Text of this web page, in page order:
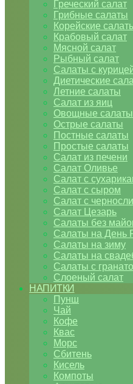
Греческий салат
Грибные салаты
Корейские
Крабовый салат
Мясной салат
Рыбный салат
Салаты с
Диетические
Летние салаты
Салат из яиц
Овощные салаты
Острые салаты
Постные салаты
Простые салаты
Салат из печени
Салат Оливье
Салат с
Салат с сыром
Салат с
Салат Цезарь
Салаты без
Салаты на День
Салаты на зиму
Салаты на
Салаты с
Слоеный салат
НАПИТКИ
Пунш
Чай
Кофе
Квас
Морс
Сбитень
Кисель
Компоты